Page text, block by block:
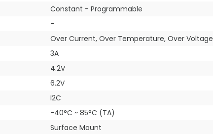
Constant - Programmable
-
Over Current, Over Temperature, Over Voltage
3A
4.2V
6.2V
I2C
-40°C ~ 85°C (TA)
Surface Mount